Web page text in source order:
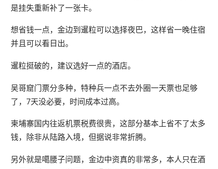
是挂失重新补了一张卡。
想省钱一点，金边到暹粒可以选择夜巴，这样省一晚住宿
并且可以看日出。
暹粒挺破的，建议选好一点的酒店。
吴哥窟门票分多种，特种兵一点不去外圈一天票也足够
了，7天没必要，时间成本过高。
柬埔寨国内往返机票税费很贵，这部分基本上省不了太多
钱，除非从陆路入境，但据说非常折腾。
另外就是噶腰子问题，金边中资真的非常多，本人只在酒